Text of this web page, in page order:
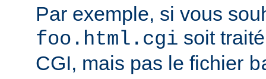
Par exemple, si vous
foo.html.cgi soit
CGI, mais pas le fichier